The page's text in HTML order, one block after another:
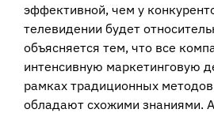
эффективной, чем у
телевидении будет
объясняется тем, что все
интенсивную маркетинговую
рамках традиционных
обладают схожими знаниями.